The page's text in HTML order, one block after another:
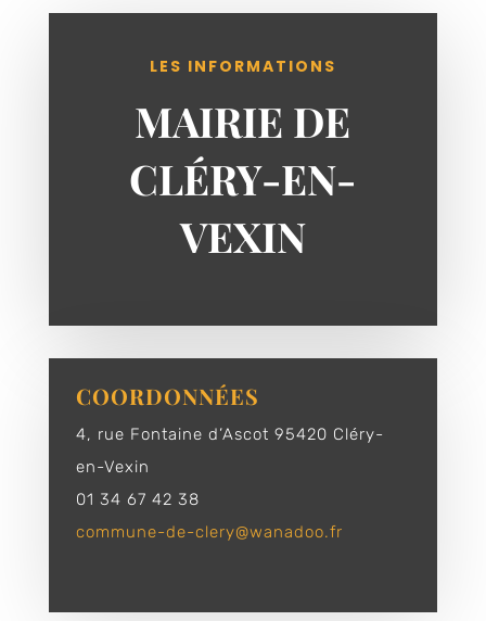
LES INFORMATIONS
MAIRIE DE
CLÉRY-EN-
VEXIN
COORDONNÉES
4, rue Fontaine d’Ascot 95420 Cléry-
en-Vexin
01 34 67 42 38
commune-de-clery@wanadoo.fr